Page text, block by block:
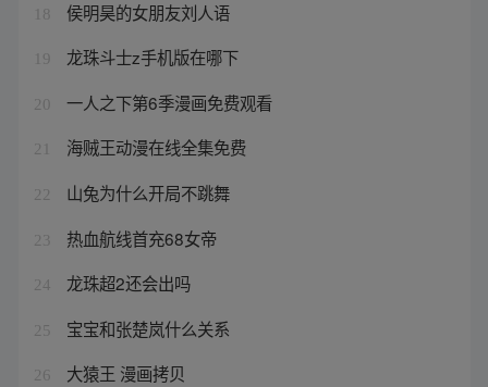
18 侯明昊的女朋友刘人语
19 龙珠斗士z手机版在哪下
20 一人之下第6季漫画免费观看
21 海贼王动漫在线全集免费
22 山兔为什么开局不跳舞
23 热血航线首充68女帝
24 龙珠超2还会出吗
25 宝宝和张楚岚什么关系
26 大猿王 漫画拷贝